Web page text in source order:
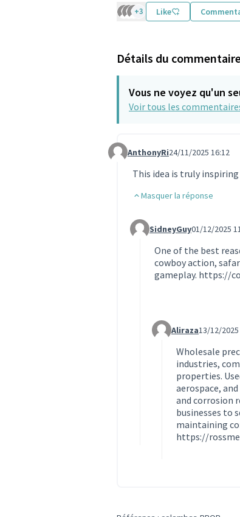
+3 Like
Détails du
Vous ne voyez qu'un
Voir tous les
Commentaire 1984 (réponse au
AnthonyRi24/11/2025 16:12
This idea is truly inspiring
Masquer la réponse
Commentaire 1997
SidneyGuy01/12/2025
One of the best
cowboy action,
gameplay. https://
Commentaire 2012
Aliraza13/12/2025
Wholesale
industries,
properties.
aerospace,
and corrosion
businesses to
maintaining
https://